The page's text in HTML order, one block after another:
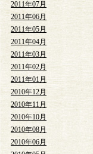
2011年07月
2011年06月
2011年05月
2011年04月
2011年03月
2011年02月
2011年01月
2010年12月
2010年11月
2010年10月
2010年08月
2010年06月